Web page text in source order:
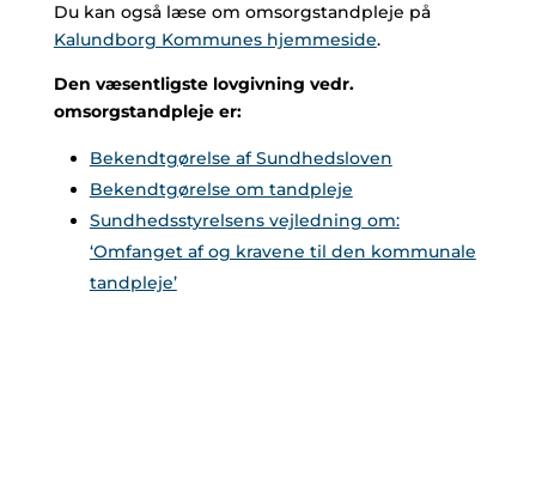
Du kan også læse om omsorgstandpleje på
Kalundborg Kommunes hjemmeside.
Den væsentligste lovgivning vedr.
omsorgstandpleje er:
Bekendtgørelse af Sundhedsloven
Bekendtgørelse om tandpleje
Sundhedsstyrelsens vejledning om:
‘Omfanget af og kravene til den kommunale
tandpleje’